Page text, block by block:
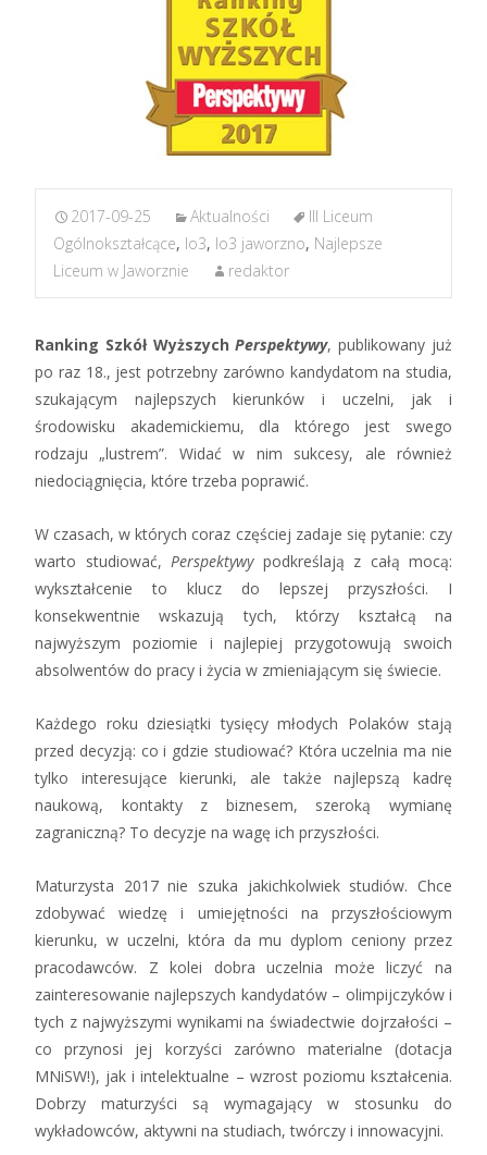
2017-09-25 Aktualności
III Liceum
Ogólnokształcące, lo3, lo3 jaworzno, Najlepsze
Liceum w Jaworznie
redaktor
Ranking Szkół WyższychPerspektywy, publikowany już
po raz 18., jest potrzebny zarówno kandydatom na studia,
szukającym najlepszych kierunków i uczelni, jak i
środowisku akademickiemu, dla którego jest swego
rodzaju „lustrem”. Widać w nim sukcesy, ale również
niedociągnięcia, które trzeba poprawić.
W czasach, w których coraz częściej zadaje się pytanie: czy
warto studiować, Perspektywypodkreślają z całą mocą:
wykształcenie to klucz do lepszej przyszłości. I
konsekwentnie wskazują tych, którzy kształcą na
najwyższym poziomie i najlepiej przygotowują swoich
absolwentów do pracy i życia w zmieniającym się świecie.
Każdego roku dziesiątki tysięcy młodych Polaków stają
przed decyzją: co i gdzie studiować? Która uczelnia ma nie
tylko interesujące kierunki, ale także najlepszą kadrę
naukową, kontakty z biznesem, szeroką wymianę
zagraniczną? To decyzje na wagę ich przyszłości.
Maturzysta 2017 nie szuka jakichkolwiek studiów. Chce
zdobywać wiedzę i umiejętności na przyszłościowym
kierunku, w uczelni, która da mu dyplom ceniony przez
pracodawców. Z kolei dobra uczelnia może liczyć na
zainteresowanie najlepszych kandydatów – olimpijczyków i
tych z najwyższymi wynikami na świadectwie dojrzałości –
co przynosi jej korzyści zarówno materialne (dotacja
MNiSW!), jak i intelektualne – wzrost poziomu kształcenia.
Dobrzy maturzyści są wymagający w stosunku do
wykładowców, aktywni na studiach, twórczy i innowacyjni.